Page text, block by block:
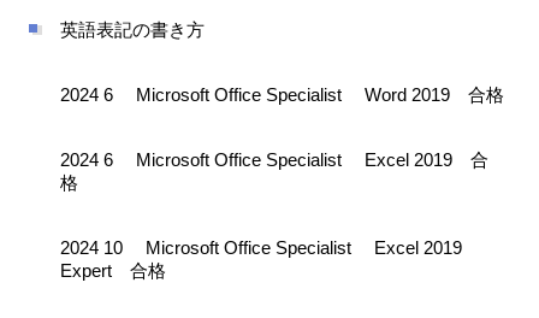
英語表記の書き方
2024 6 Microsoft Office Specialist Word 2019 合格
2024 6 Microsoft Office Specialist Excel 2019 合
格
2024 10 Microsoft Office Specialist Excel 2019
Expert 合格